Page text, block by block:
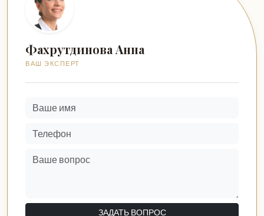
Фахрутдинова Анна
ВАШ ЭКСПЕРТ
ЗАДАТЬ ВОПРОС